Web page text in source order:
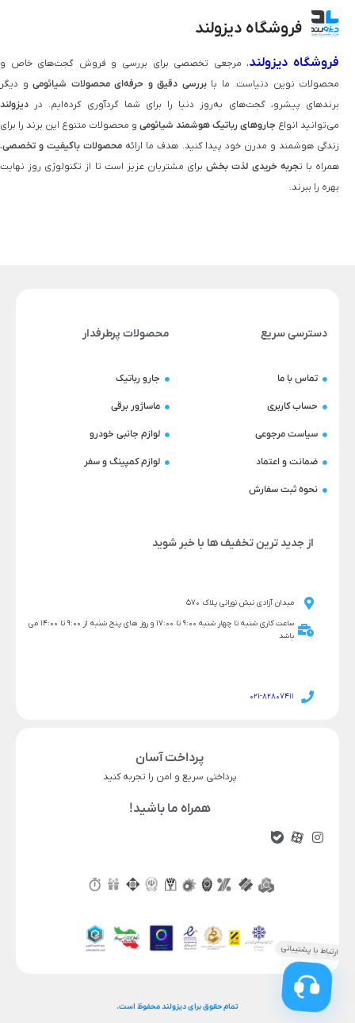
فروشگاه دیزولند
فروشگاه دیزولند، مرجعی تخصصی برای بررسی و فروش گجت‌های خاص و
محصولات نوین دنیاست. ما بابررسی دقیق و حرفه‌ای محصولات شیائومی و دیگر
برندهای پیشرو، گجت‌های به‌روز دنیا را برای شما گردآوری کرده‌ایم. در دیزولند
می‌توانید انواع جاروهای رباتیک هوشمند شیائومی و محصولات متنوع این برند را برای
زندگی هوشمند و مدرن خود پیدا کنید. هدف ما ارائه محصولات باکیفیت و تخصصی،
همراه با تجربه خریدی لذت‌ بخشبرای مشتریان عزیز است تا از تکنولوژی روز نهایت
بهره را ببرند.
دسترسی سریع
تماس با ما
حساب کاربری
سیاست مرجوعی
ضمانت و اعتماد
نحوه ثبت سفارش
محصولات پرطرفدار
جارو رباتیک
ماساژور برقی
لوازم جانبی خودرو
لوازم کمپینگ و سفر
از جدید ترین تخفیف ها با خبر شوید
میدان آزادی نبش نورانی پلاک 570
ساعت کاری شنبه تا چهار شنبه 9:00 تا 17:00 و روز های پنج شنبه از 9:00 تا 14:00 می
باشد
021-82807411
پرداخت آسان
پرداختی سریع و امن را تجربه کنید
همراه ما باشید!
تمام حقوق برای دیزولند محفوظ است.